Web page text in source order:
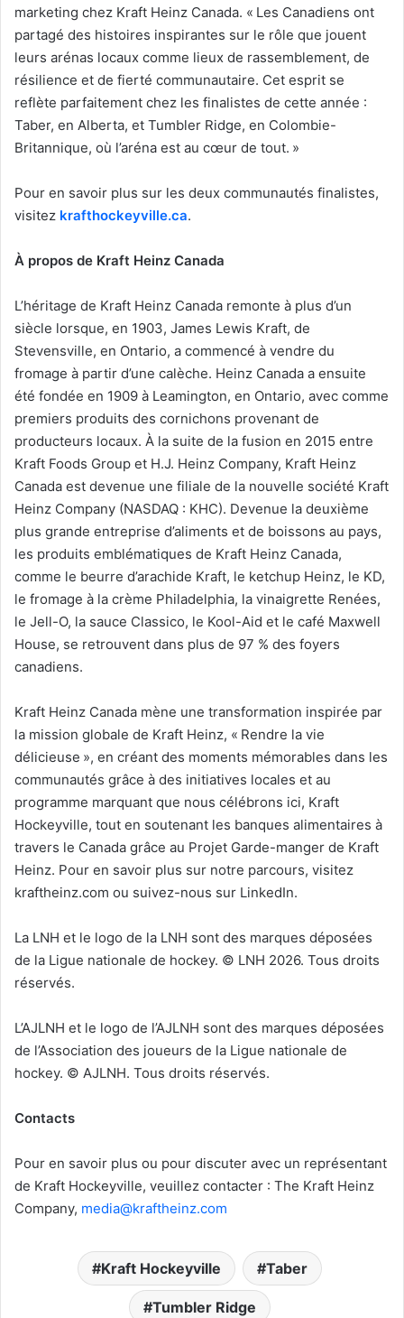
marketing chez Kraft Heinz Canada. « Les Canadiens ont
partagé des histoires inspirantes sur le rôle que jouent
leurs arénas locaux comme lieux de rassemblement, de
résilience et de fierté communautaire. Cet esprit se
reflète parfaitement chez les finalistes de cette année :
Taber, en Alberta, et Tumbler Ridge, en Colombie-
Britannique, où l’aréna est au cœur de tout. »
Pour en savoir plus sur les deux communautés finalistes,
visitez krafthockeyville.ca.
À propos de Kraft Heinz Canada
L’héritage de Kraft Heinz Canada remonte à plus d’un
siècle lorsque, en 1903, James Lewis Kraft, de
Stevensville, en Ontario, a commencé à vendre du
fromage à partir d’une calèche. Heinz Canada a ensuite
été fondée en 1909 à Leamington, en Ontario, avec comme
premiers produits des cornichons provenant de
producteurs locaux. À la suite de la fusion en 2015 entre
Kraft Foods Group et H.J. Heinz Company, Kraft Heinz
Canada est devenue une filiale de la nouvelle société Kraft
Heinz Company (NASDAQ : KHC). Devenue la deuxième
plus grande entreprise d’aliments et de boissons au pays,
les produits emblématiques de Kraft Heinz Canada,
comme le beurre d’arachide Kraft, le ketchup Heinz, le KD,
le fromage à la crème Philadelphia, la vinaigrette Renées,
le Jell-O, la sauce Classico, le Kool-Aid et le café Maxwell
House, se retrouvent dans plus de 97 % des foyers
canadiens.
Kraft Heinz Canada mène une transformation inspirée par
la mission globale de Kraft Heinz, « Rendre la vie
délicieuse », en créant des moments mémorables dans les
communautés grâce à des initiatives locales et au
programme marquant que nous célébrons ici, Kraft
Hockeyville, tout en soutenant les banques alimentaires à
travers le Canada grâce au Projet Garde-manger de Kraft
Heinz. Pour en savoir plus sur notre parcours, visitez
kraftheinz.com ou suivez-nous sur LinkedIn.
La LNH et le logo de la LNH sont des marques déposées
de la Ligue nationale de hockey. © LNH 2026. Tous droits
réservés.
L’AJLNH et le logo de l’AJLNH sont des marques déposées
de l’Association des joueurs de la Ligue nationale de
hockey. © AJLNH. Tous droits réservés.
Contacts
Pour en savoir plus ou pour discuter avec un représentant
de Kraft Hockeyville, veuillez contacter : The Kraft Heinz
Company, media@kraftheinz.com
Kraft Hockeyville Taber
Tumbler Ridge